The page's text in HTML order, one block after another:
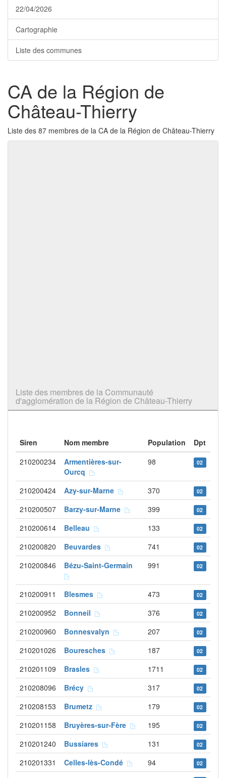
22/04/2026
Cartographie
Liste des communes
CA de la Région de
Château-Thierry
Liste des 87 membres de la CA de la Région de Château-Thierry
Liste des membres de la Communauté
d'agglomération de la Région de Château-Thierry
Siren Nom membre Population
Dpt
210200234
Armentières-sur-
Ourcq
98 02
210200424 Azy-sur-Marne 370 02
210200507 Barzy-sur-Marne 399 02
210200614 Belleau 133 02
210200820 Beuvardes 741 02
210200846 Bézu-Saint-Germain 991 02
210200911 Blesmes 473 02
210200952 Bonneil 376 02
210200960 Bonnesvalyn 207 02
210201026 Bouresches 187 02
210201109 Brasles 1711 02
210208096 Brécy 317 02
210208153 Brumetz 179 02
210201158 Bruyères-sur-Fère 195 02
210201240 Bussiares 131 02
210201331 Celles-lès-Condé 94 02